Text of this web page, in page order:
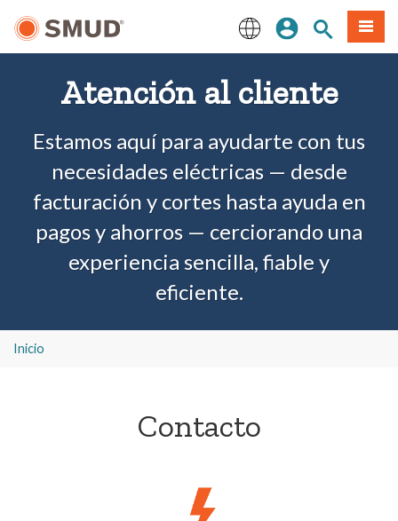
English
Iniciar sesión
Buscar en
Menú
Atención al cliente
Estamos aquí para ayudarte con tus
necesidades eléctricas — desde
facturación y cortes hasta ayuda en
pagos y ahorros — cerciorando una
experiencia sencilla, fiable y
eficiente.
Inicio
Contacto